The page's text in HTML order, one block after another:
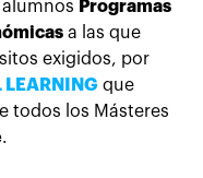
Programas
a las que
exigidos, por
LEARNING que
todos los Másteres
.